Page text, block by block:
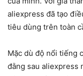
aliexpress đã tạo
tiêu dùng trên toàn
Mặc dù độ nổi tiếng
đằng sau aliexpress